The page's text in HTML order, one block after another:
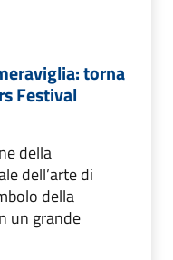
torna
Festival
della
dell’arte di
della
un grande